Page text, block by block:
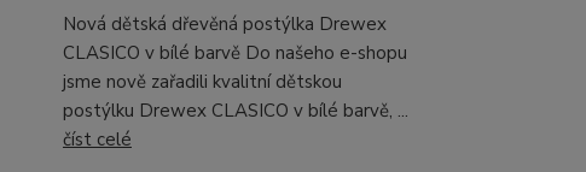
Nová dětská dřevěná postýlka Drewex
CLASICO v bílé barvě Do našeho e-shopu
jsme nově zařadili kvalitní dětskou
postýlku Drewex CLASICO v bílé barvě, ...
číst celé